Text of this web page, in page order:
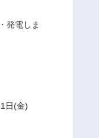
発電しま
日(金)